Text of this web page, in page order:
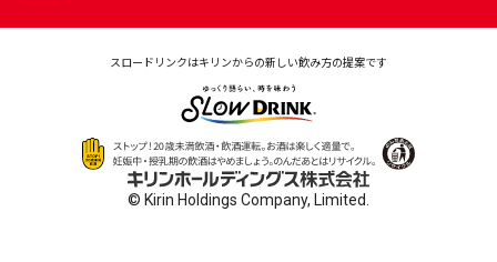
スロードリンクはキリンからの新しい飲み方の提案です
© Kirin Holdings Company, Limited.